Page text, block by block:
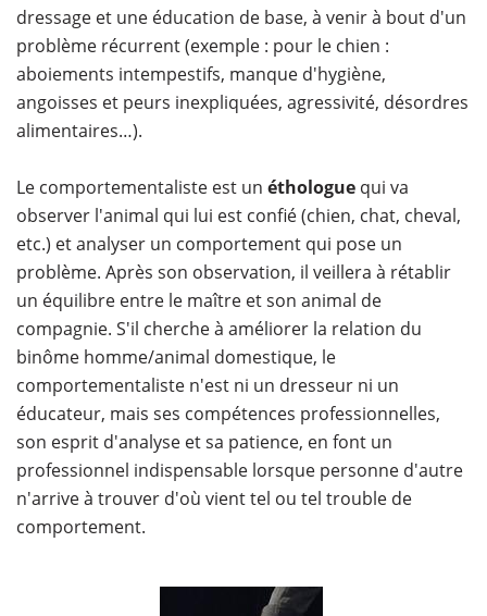
dressage et une éducation de base, à venir à bout d'un
problème récurrent (exemple : pour le chien :
aboiements intempestifs, manque d'hygiène,
angoisses et peurs inexpliquées, agressivité, désordres
alimentaires…).
Le comportementaliste est un éthologue qui va
observer l'animal qui lui est confié (chien, chat, cheval,
etc.) et analyser un comportement qui pose un
problème. Après son observation, il veillera à rétablir
un équilibre entre le maître et son animal de
compagnie. S'il cherche à améliorer la relation du
binôme homme/animal domestique, le
comportementaliste n'est ni un dresseur ni un
éducateur, mais ses compétences professionnelles,
son esprit d'analyse et sa patience, en font un
professionnel indispensable lorsque personne d'autre
n'arrive à trouver d'où vient tel ou tel trouble de
comportement.